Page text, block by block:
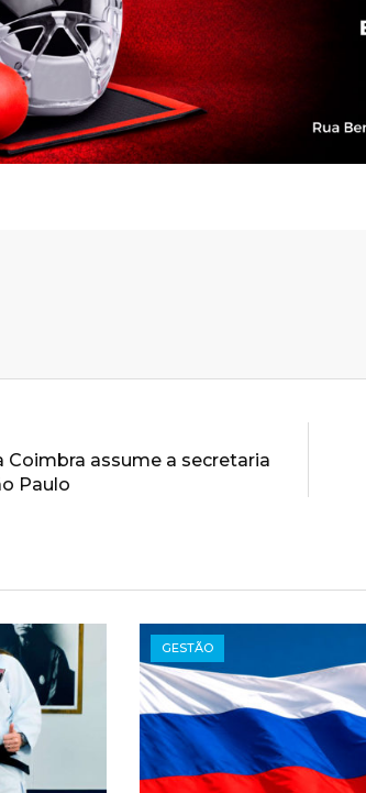
Coimbra assume a secretaria
Paulo
GESTÃO